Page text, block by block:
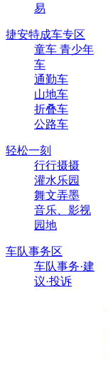
易
捷安特成车专区
童车 青少年
车
通勤车
山地车
折叠车
公路车
轻松一刻
行行摄摄
灌水乐园
舞文弄墨
音乐、影视
园地
车队事务区
车队事务·建
议·投诉